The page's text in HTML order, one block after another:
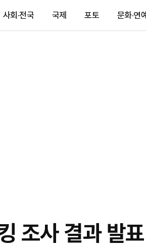
사회·전국 국제 포토 문화·연예
조사 결과 발표